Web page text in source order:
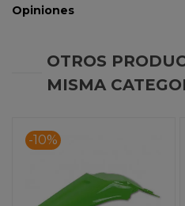
Opiniones
OTROS
MISMA
-10%